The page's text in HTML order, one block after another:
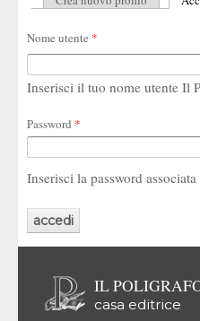
Schede primarie
Nome utente *
Inserisci il tuo nome utente Il
Password *
Inserisci la password
IL
casa editrice